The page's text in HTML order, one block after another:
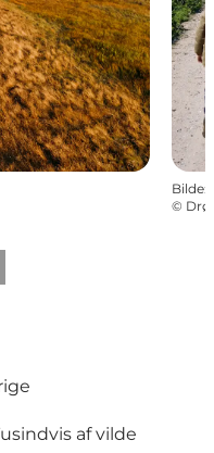
Bilde:
©
af vilde